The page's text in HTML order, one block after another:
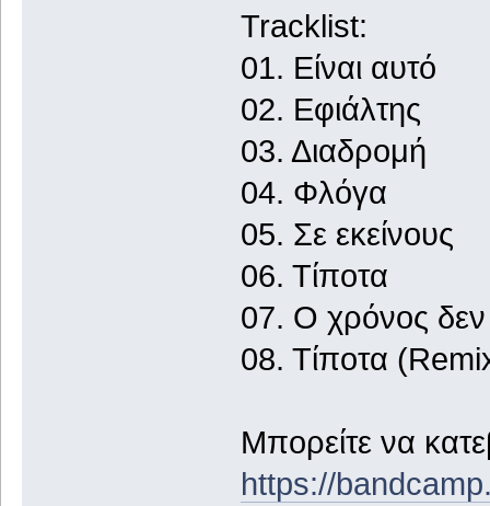
Tracklist:
01. Είναι αυτό
02. Εφιάλτης
03. Διαδρομή
04. Φλόγα
05. Σε εκείνους
06. Τίποτα
07. Ο χρόνος δεν
08. Τίποτα
Μπορείτε να
https://